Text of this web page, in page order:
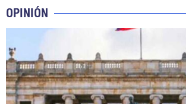
OPINIÓN